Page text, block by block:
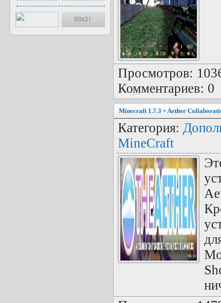
Просмотров:
Комментариев: 0
Minecraft 1.7.3 + Aether
Категория:
MineCraft